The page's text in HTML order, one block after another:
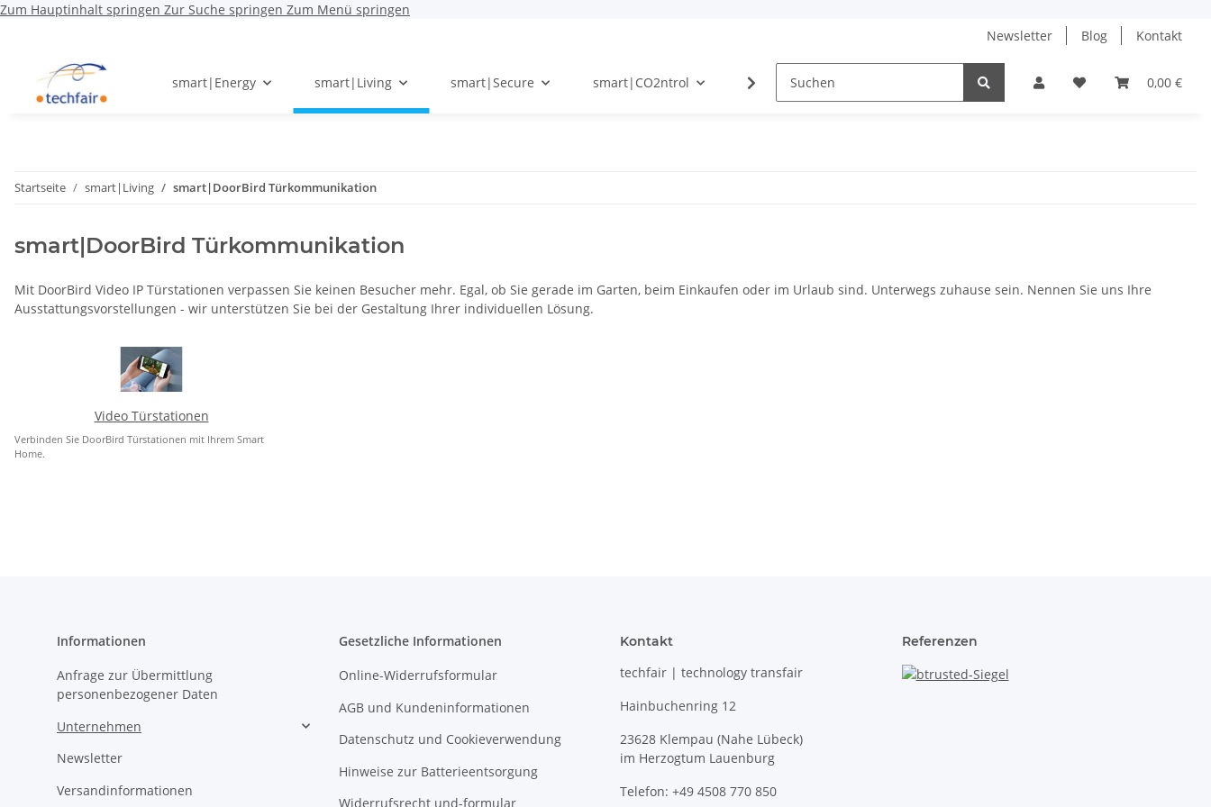
Zum Hauptinhalt springen Zur Suche springen Zum Menü springen
Newsletter
Blog Kontakt
0,00 €
smart|Energy smart|Living smart|Secure smart|CO2ntrol Photovoltaik-Anlagen
Startseite smart|Living smart|DoorBird Türkommunikation
smart|DoorBird Türkommunikation
Mit DoorBird Video IP Türstationen verpassen Sie keinen Besucher mehr. Egal, ob Sie gerade im Garten, beim Einkaufen oder im Urlaub sind. Unterwegs zuhause sein. Nennen Sie uns Ihre
Ausstattungsvorstellungen - wir unterstützen Sie bei der Gestaltung Ihrer individuellen Lösung.
Video Türstationen
Verbinden Sie DoorBird Türstationen mit Ihrem Smart
Home.
Informationen
Anfrage zur Übermittlung
personenbezogener Daten
Unternehmen
Newsletter
Versandinformationen
Gesetzliche Informationen
Online-Widerrufsformular
AGB und Kundeninformationen
Datenschutz und Cookieverwendung
Hinweise zur Batterieentsorgung
Widerrufsrecht und-formular
Kontakt
techfair | technology transfair
Hainbuchenring 12
23628 Klempau (Nahe Lübeck)
im Herzogtum Lauenburg
Telefon: +49 4508 770 850
Referenzen